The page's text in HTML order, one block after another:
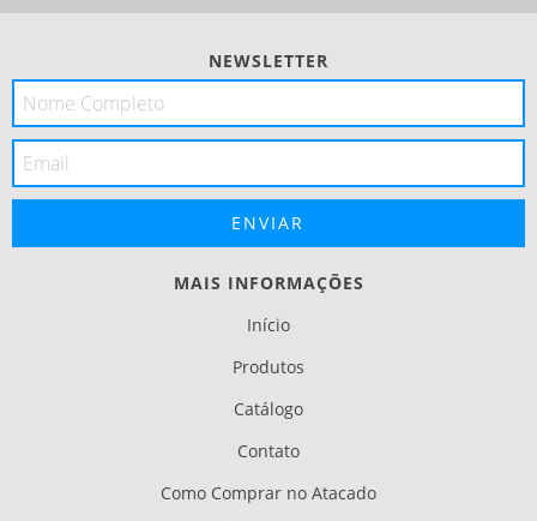
NEWSLETTER
MAIS INFORMAÇÕES
Início
Produtos
Catálogo
Contato
Como Comprar no Atacado